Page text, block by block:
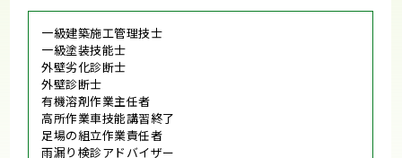
一級建築施工管理技士
一級塗装技能士
外壁劣化診断士
外壁診断士
有機溶剤作業主任者
高所作業車技能講習終了
足場の組立作業責任者
雨漏り検診アドバイザー